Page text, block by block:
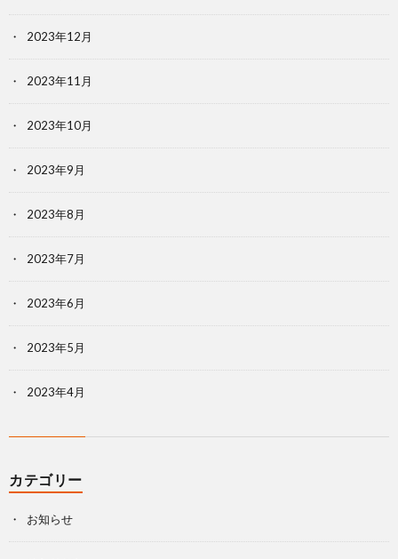
2023年12月
2023年11月
2023年10月
2023年9月
2023年8月
2023年7月
2023年6月
2023年5月
2023年4月
カテゴリー
お知らせ